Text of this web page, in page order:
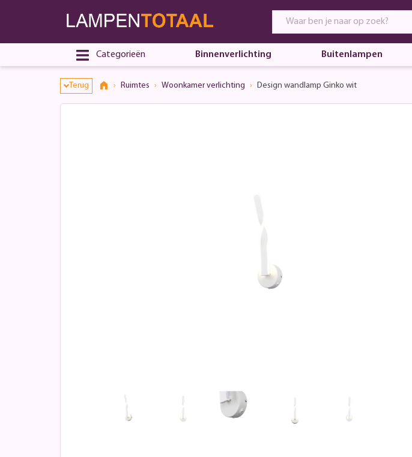
Categorieën Binnenverlichting Buitenlampen
Terug Ruimtes Woonkamer verlichting Design wandlamp Ginko wit